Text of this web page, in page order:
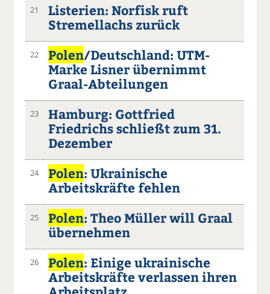
21
Listerien: Norfisk ruft
Stremellachs zurück
22 Polen/Deutschland: UTM-
Marke Lisner übernimmt
Graal-Abteilungen
23
Hamburg: Gottfried
Friedrichs schließt zum 31.
Dezember
24 Polen: Ukrainische
Arbeitskräfte fehlen
25 Polen: Theo Müller will Graal
übernehmen
26 Polen: Einige ukrainische
Arbeitskräfte verlassen ihren